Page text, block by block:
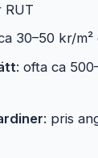
30–50 kr/
: ofta ca
: pris